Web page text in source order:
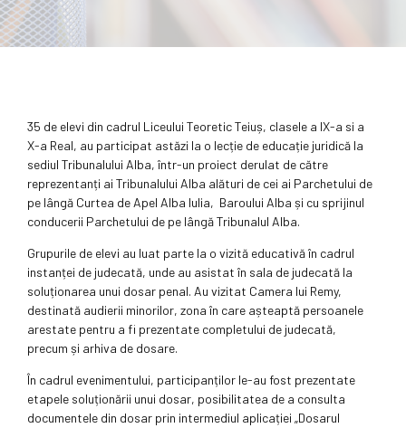
35 de elevi din cadrul Liceului Teoretic Teiuș, clasele a IX-a si a
X-a Real, au participat astăzi la o lecție de educație juridică la
sediul Tribunalului Alba, într-un proiect derulat de către
reprezentanți ai Tribunalului Alba alături de cei ai Parchetului de
pe lângă Curtea de Apel Alba Iulia, Baroului Alba și cu sprijinul
conducerii Parchetului de pe lângă Tribunalul Alba.
Grupurile de elevi au luat parte la o vizită educativă în cadrul
instanței de judecată, unde au asistat în sala de judecată la
soluționarea unui dosar penal. Au vizitat Camera lui Remy,
destinată audierii minorilor, zona în care așteaptă persoanele
arestate pentru a fi prezentate completului de judecată,
precum și arhiva de dosare.
În cadrul evenimentului, participanților le-au fost prezentate
etapele soluționării unui dosar, posibilitatea de a consulta
documentele din dosar prin intermediul aplicației „Dosarul